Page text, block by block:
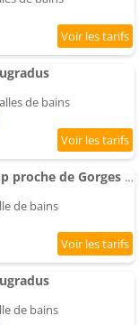
de bains
Forest-Wrapped Workshop proche de Gorges De L'ardèche
de bains
de bains